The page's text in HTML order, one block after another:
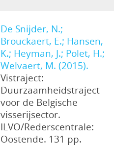
De Snijder, N.;
Brouckaert, E.; Hansen,
K.; Heyman, J.; Polet, H.;
Welvaert, M. (2015).
Vistraject:
Duurzaamheidstraject
voor de Belgische
visserijsector.
ILVO/Rederscentrale:
Oostende. 131 pp.